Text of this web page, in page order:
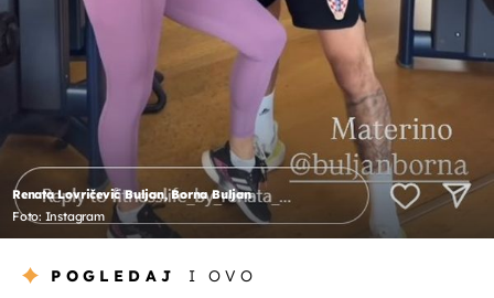
Renata Lovričević Buljan, Borna Buljan
Foto: Instagram
POGLEDAJ I OVO